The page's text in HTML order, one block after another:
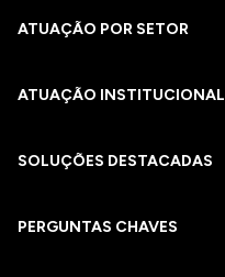
ATUAÇÃO POR SETOR
ATUAÇÃO INSTITUCIONAL
SOLUÇÕES DESTACADAS
PERGUNTAS CHAVES​